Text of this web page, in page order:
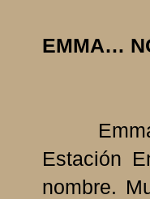
EMMA…
Emma…
Estación
nombre.